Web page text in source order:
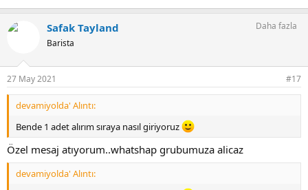
Safak Tayland
Barista
Daha fazla
27 May 2021 #17
devamiyolda' Alıntı:
Bende 1 adet alırım sıraya nasıl giriyoruz
Özel mesaj atıyorum..whatshap grubumuza alicaz
devamiyolda' Alıntı: